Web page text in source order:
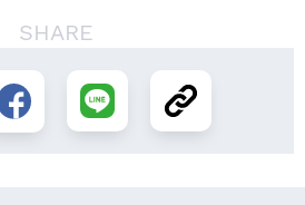
SHARE